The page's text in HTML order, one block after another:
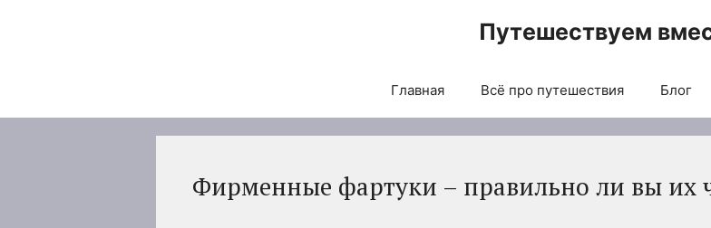
Путешествуем
Главная Всё про путешествия Блог
Фирменные фартуки – правильно ли вы их